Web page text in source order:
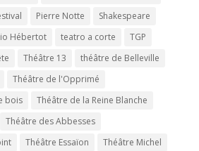
Pierre Notte
Shakespeare
Hébertot teatro a corte
TGP
Théâtre 13
théâtre de Belleville
Théâtre de l'Opprimé
bois
Théâtre de la Reine Blanche
Théâtre des Abbesses
Théâtre Essaïon
Théâtre Michel